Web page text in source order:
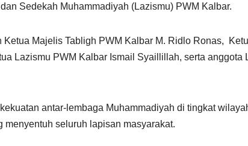
Sedekah Muhammadiyah (Lazismu) PWM Kalbar.
Majelis Tabligh PWM Kalbar M. Ridlo Ronas,
Lazismu PWM Kalbar Ismail Syaillillah, serta anggota
antar-lembaga Muhammadiyah di tingkat
seluruh lapisan masyarakat.